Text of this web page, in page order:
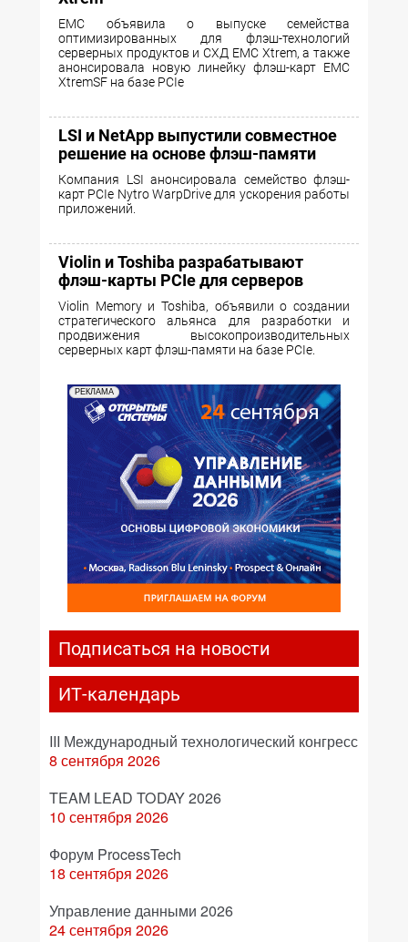
EMC объявила о выпуске семейства
оптимизированных для флэш-технологий
серверных продуктов и СХД EMC Xtrem, а также
анонсировала новую линейку флэш-карт EMC
XtremSF на базе PCIe
LSI и NetApp выпустили совместное
решение на основе флэш-памяти
Компания LSI анонсировала семейство флэш-
карт PCIe Nytro WarpDrive для ускорения работы
приложений.
Violin и Toshiba разрабатывают
флэш-карты PCIe для серверов
Violin Memory и Toshiba, объявили о создании
стратегического альянса для разработки и
продвижения высокопроизводительных
серверных карт флэш-памяти на базе PCIe.
РЕКЛАМА
Подписаться на новости
ИТ-календарь
III Международный технологический конгресс
8 сентября 2026
TEAM LEAD TODAY 2026
10 сентября 2026
Форум ProcessTech
18 сентября 2026
Управление данными 2026
24 сентября 2026